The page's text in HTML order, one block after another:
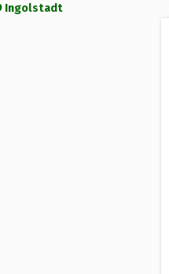
Ingolstadt